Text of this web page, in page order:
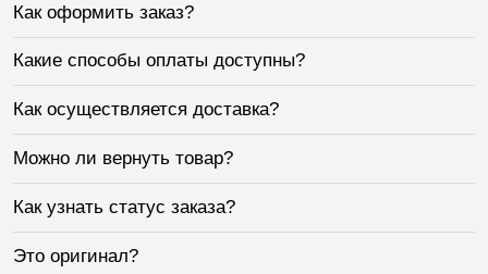
Как оформить заказ?
Какие способы оплаты доступны?
Как осуществляется доставка?
Можно ли вернуть товар?
Как узнать статус заказа?
Это оригинал?